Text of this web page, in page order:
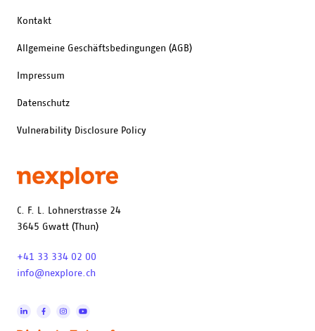
C. F. L. Lohnerstrasse 24
3645 Gwatt (Thun)
+41 33 334 02 00
info@nexplore.ch
Kontakt
Allgemeine Geschäftsbedingungen (AGB)
Impressum
Datenschutz
Vulnerability Disclosure Policy